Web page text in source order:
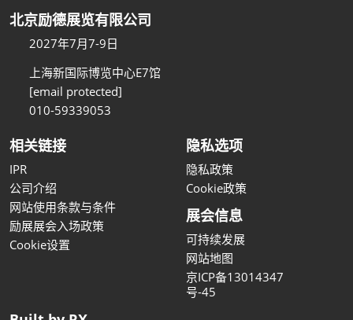
北京励德展览有限公司
2027年7月7-9日
上海新国际博览中心E7馆
[email protected]
010-59339053
相关链接
IPR
公司介绍
网站使用条款与条件
励展展会入场政策
Cookie设置
隐私选项
隐私政策
Cookie政策
展会信息
可持续发展
网站地图
京ICP备13014347
号-45